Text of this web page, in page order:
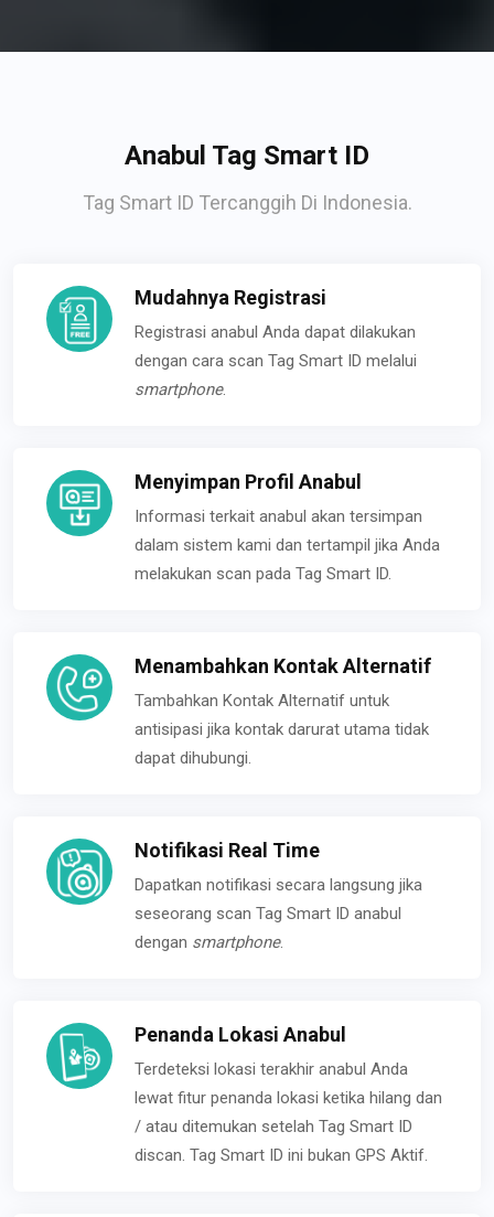
Anabul Tag Smart ID
Tag Smart ID Tercanggih Di Indonesia.
Mudahnya Registrasi
Registrasi anabul Anda dapat dilakukan
dengan cara scan Tag Smart ID melalui
smartphone.
Menyimpan Profil Anabul
Informasi terkait anabul akan tersimpan
dalam sistem kami dan tertampil jika Anda
melakukan scan pada Tag Smart ID.
Menambahkan Kontak Alternatif
Tambahkan Kontak Alternatif untuk
antisipasi jika kontak darurat utama tidak
dapat dihubungi.
Notifikasi Real Time
Dapatkan notifikasi secara langsung jika
seseorang scan Tag Smart ID anabul
dengan smartphone.
Penanda Lokasi Anabul
Terdeteksi lokasi terakhir anabul Anda
lewat fitur penanda lokasi ketika hilang dan
/ atau ditemukan setelah Tag Smart ID
discan. Tag Smart ID ini bukan GPS Aktif.